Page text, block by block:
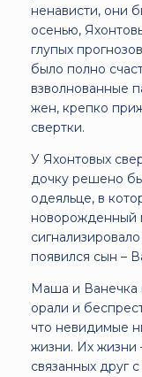
ненависти, они
осенью,
глупых
было полно
взволнованные
жен, крепко
свертки.
У Яхонтовых
дочку решено
одеяльце, в
новорожденный
появился сын –
Маша и Ванечка
орали и
что невидимые
жизни. Их жизни
связанных друг